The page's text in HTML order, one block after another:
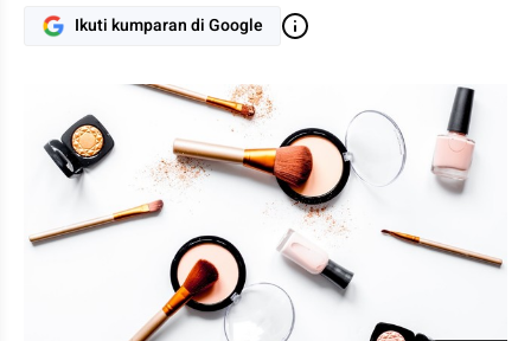
Ikuti kumparan di Google